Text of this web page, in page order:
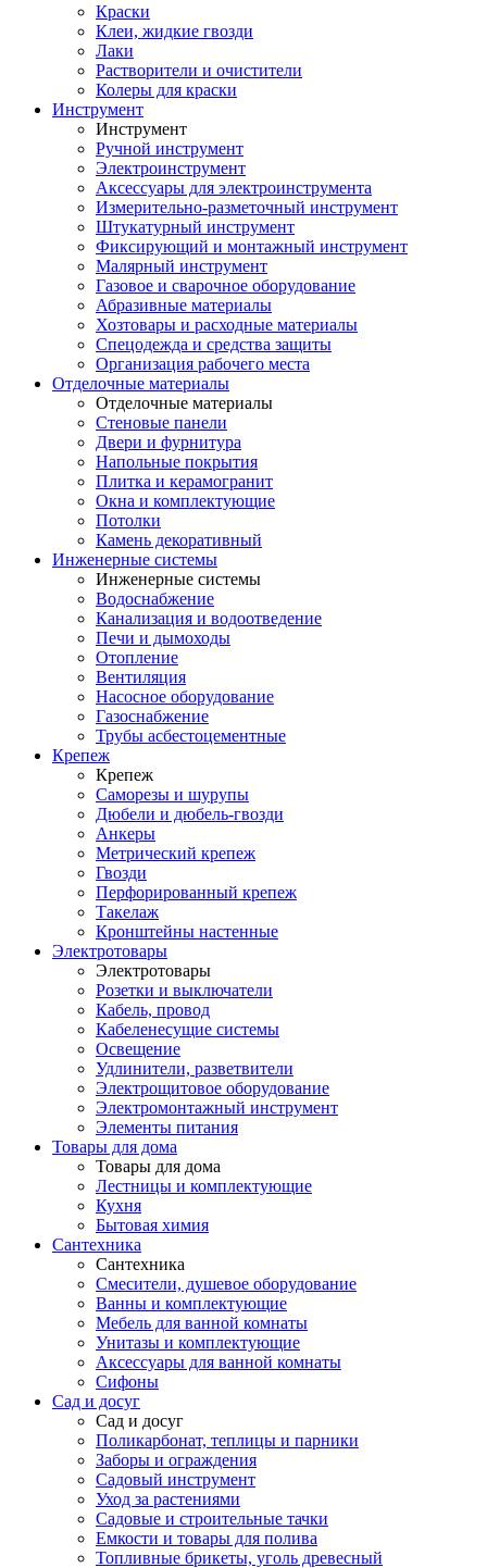
Краски
Клеи, жидкие гвозди
Лаки
Растворители и очистители
Колеры для краски
Инструмент
Инструмент
Ручной инструмент
Электроинструмент
Аксессуары для электроинструмента
Измерительно-разметочный инструмент
Штукатурный инструмент
Фиксирующий и монтажный инструмент
Малярный инструмент
Газовое и сварочное оборудование
Абразивные материалы
Хозтовары и расходные материалы
Спецодежда и средства защиты
Организация рабочего места
Отделочные материалы
Отделочные материалы
Стеновые панели
Двери и фурнитура
Напольные покрытия
Плитка и керамогранит
Окна и комплектующие
Потолки
Камень декоративный
Инженерные системы
Инженерные системы
Водоснабжение
Канализация и водоотведение
Печи и дымоходы
Отопление
Вентиляция
Насосное оборудование
Газоснабжение
Трубы асбестоцементные
Крепеж
Крепеж
Саморезы и шурупы
Дюбели и дюбель-гвозди
Анкеры
Метрический крепеж
Гвозди
Перфорированный крепеж
Такелаж
Кронштейны настенные
Электротовары
Электротовары
Розетки и выключатели
Кабель, провод
Кабеленесущие системы
Освещение
Удлинители, разветвители
Электрощитовое оборудование
Электромонтажный инструмент
Элементы питания
Товары для дома
Товары для дома
Лестницы и комплектующие
Кухня
Бытовая химия
Сантехника
Сантехника
Смесители, душевое оборудование
Ванны и комплектующие
Мебель для ванной комнаты
Унитазы и комплектующие
Аксессуары для ванной комнаты
Сифоны
Сад и досуг
Сад и досуг
Поликарбонат, теплицы и парники
Заборы и ограждения
Садовый инструмент
Уход за растениями
Садовые и строительные тачки
Емкости и товары для полива
Топливные брикеты, уголь древесный